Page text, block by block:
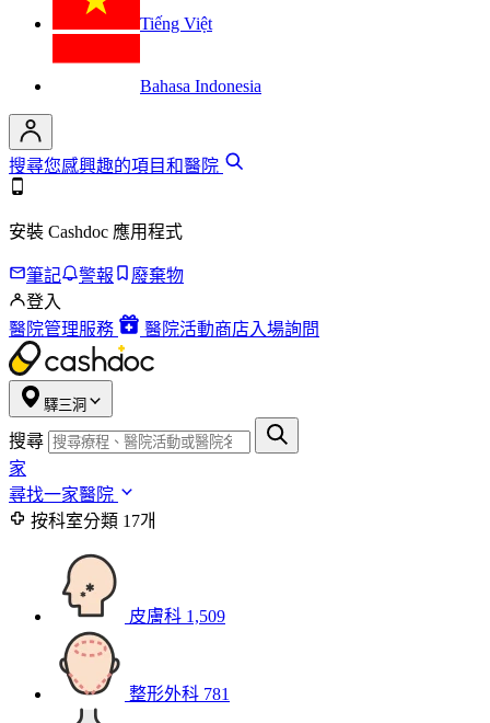
Tiếng Việt
Bahasa Indonesia
搜尋您感興趣的項目和醫院
安裝 Cashdoc 應用程式
筆記 警報
廢棄物
登入
醫院管理服務
醫院活動商店入場詢問
驛三洞
搜尋
家
尋找一家醫院
按科室分類 17개
皮膚科 1,509
整形外科 781